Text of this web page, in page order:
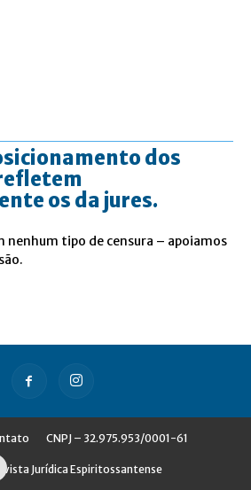
dos
os da jures.
nenhum tipo de censura – apoiamos
CNPJ – 32.975.953/0001-61
Jurídica Espiritossantense